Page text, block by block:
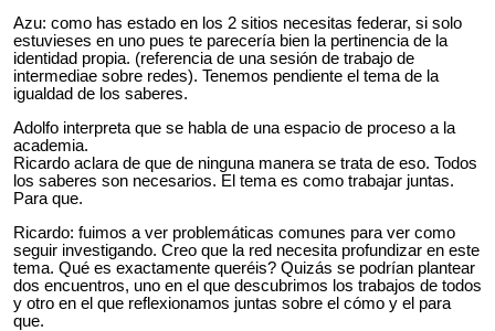
Azu: como has estado en los 2 sitios necesitas federar, si solo
estuvieses en uno pues te parecería bien la pertinencia de la
identidad propia. (referencia de una sesión de trabajo de
intermediae sobre redes). Tenemos pendiente el tema de la
igualdad de los saberes.
Adolfo interpreta que se habla de una espacio de proceso a la
academia.
Ricardo aclara de que de ninguna manera se trata de eso. Todos
los saberes son necesarios. El tema es como trabajar juntas.
Para que.
Ricardo: fuimos a ver problemáticas comunes para ver como
seguir investigando. Creo que la red necesita profundizar en este
tema. Qué es exactamente queréis? Quizás se podrían plantear
dos encuentros, uno en el que descubrimos los trabajos de todos
y otro en el que reflexionamos juntas sobre el cómo y el para
que.